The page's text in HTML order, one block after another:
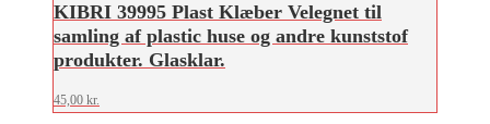
KIBRI 39995 Plast Klæber Velegnet til
samling af plastic huse og andre kunststof
produkter. Glasklar.
45,00 kr.